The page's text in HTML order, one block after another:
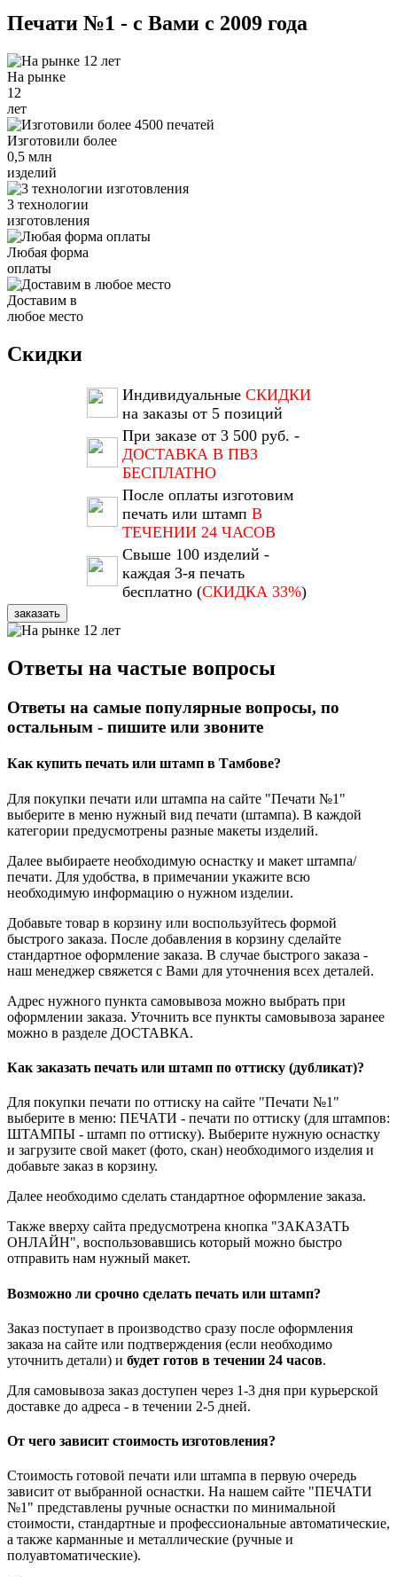
Печати №1 - с Вами с 2009 года
На рынке
12
лет
Изготовили более
0,5 млн
изделий
3 технологии
изготовления
Любая форма
оплаты
Доставим в
любое место
Скидки
Индивидуальные СКИДКИ
на заказы от 5 позиций
При заказе от 3 500 руб. -
ДОСТАВКА В ПВЗ
БЕСПЛАТНО
После оплаты изготовим
печать или штамп В
ТЕЧЕНИИ 24 ЧАСОВ
Свыше 100 изделий -
каждая 3-я печать
бесплатно (СКИДКА 33%)
заказать
Ответы на частые вопросы
Ответы на самые популярные вопросы, по
остальным - пишите или звоните
Как купить печать или штамп в Тамбове?
Для покупки печати или штампа на сайте "Печати №1"
выберите в меню нужный вид печати (штампа). В каждой
категории предусмотрены разные макеты изделий.
Далее выбираете необходимую оснастку и макет штампа/
печати. Для удобства, в примечании укажите всю
необходимую информацию о нужном изделии.
Добавьте товар в корзину или воспользуйтесь формой
быстрого заказа. После добавления в корзину сделайте
стандартное оформление заказа. В случае быстрого заказа -
наш менеджер свяжется с Вами для уточнения всех деталей.
Адрес нужного пункта самовывоза можно выбрать при
оформлении заказа. Уточнить все пункты самовывоза заранее
можно в разделе ДОСТАВКА.
Как заказать печать или штамп по оттиску (дубликат)?
Для покупки печати по оттиску на сайте "Печати №1"
выберите в меню: ПЕЧАТИ - печати по оттиску (для штампов:
ШТАМПЫ - штамп по оттиску). Выберите нужную оснастку
и загрузите свой макет (фото, скан) необходимого изделия и
добавьте заказ в корзину.
Далее необходимо сделать стандартное оформление заказа.
Также вверху сайта предусмотрена кнопка "ЗАКАЗАТЬ
ОНЛАЙН", воспользовавшись который можно быстро
отправить нам нужный макет.
Возможно ли срочно сделать печать или штамп?
Заказ поступает в производство сразу после оформления
заказа на сайте или подтверждения (если необходимо
уточнить детали) и будет готов в течении 24 часов.
Для самовывоза заказ доступен через 1-3 дня при курьерской
доставке до адреса - в течении 2-5 дней.
От чего зависит стоимость изготовления?
Стоимость готовой печати или штампа в первую очередь
зависит от выбранной оснастки. На нашем сайте "ПЕЧАТИ
№1" представлены ручные оснастки по минимальной
стоимости, стандартные и профессиональные автоматические,
а также карманные и металлические (ручные и
полуавтоматические).